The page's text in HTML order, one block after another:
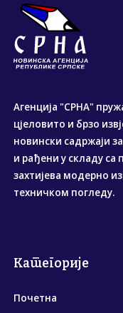
Агенција "СРНА"
цјеловито и брзо
новински садржаји
и рађени у складу
захтијева модерно
техничком погледу.
Категорије
Почетна